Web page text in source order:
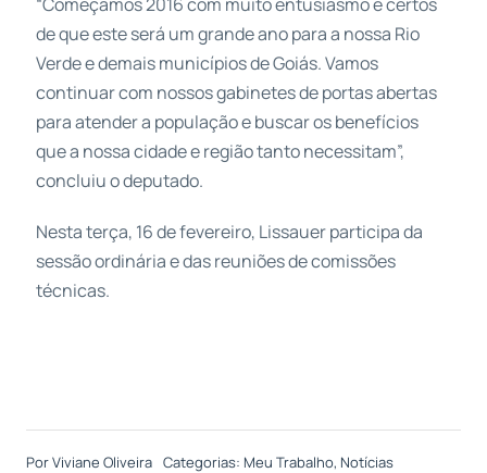
de que este será um grande ano para a nossa Rio
Verde e demais municípios de Goiás. Vamos
continuar com nossos gabinetes de portas abertas
para atender a população e buscar os benefícios
que a nossa cidade e região tanto necessitam”,
concluiu o deputado.
Nesta terça, 16 de fevereiro, Lissauer participa da
sessão ordinária e das reuniões de comissões
técnicas.
PorViviane Oliveira Categorias: Meu Trabalho, Notícias